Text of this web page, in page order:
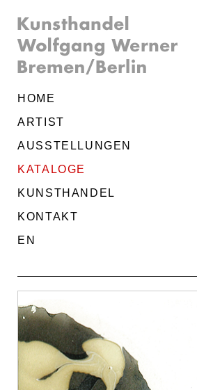
HOME
ARTIST
AUSSTELLUNGEN
KATALOGE
KUNSTHANDEL
KONTAKT
EN